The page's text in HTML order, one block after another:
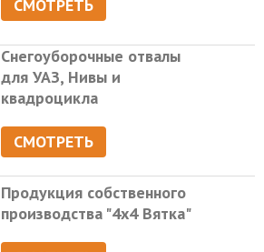
СМОТРЕТЬ
Снегоуборочные отвалы
для УАЗ, Нивы и
квадроцикла
СМОТРЕТЬ
Продукция собственного
производства "4х4 Вятка"